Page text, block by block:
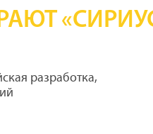
разработка,